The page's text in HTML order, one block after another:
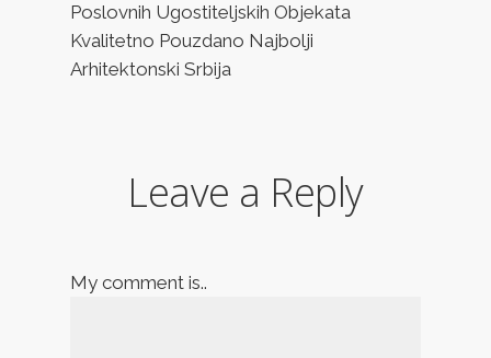
Poslovnih Ugostiteljskih Objekata
Kvalitetno Pouzdano Najbolji
Arhitektonski Srbija
Leave a Reply
My comment is..